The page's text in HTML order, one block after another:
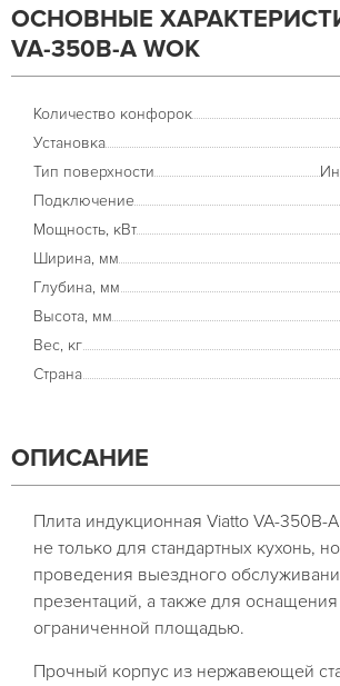
ОСНОВНЫЕ
VA-350B-A WOK
Количество конфорок
Установка
Тип поверхности
Подключение
Мощность, кВт
Ширина, мм
Глубина, мм
Высота, мм
Вес, кг
Страна
ОПИСАНИЕ
Плита индукционная Viatto VA-350B-
не только для стандартных кухонь,
проведения выездного
презентаций, а также для оснащения
ограниченной площадью.
Прочный корпус из нержавеющей